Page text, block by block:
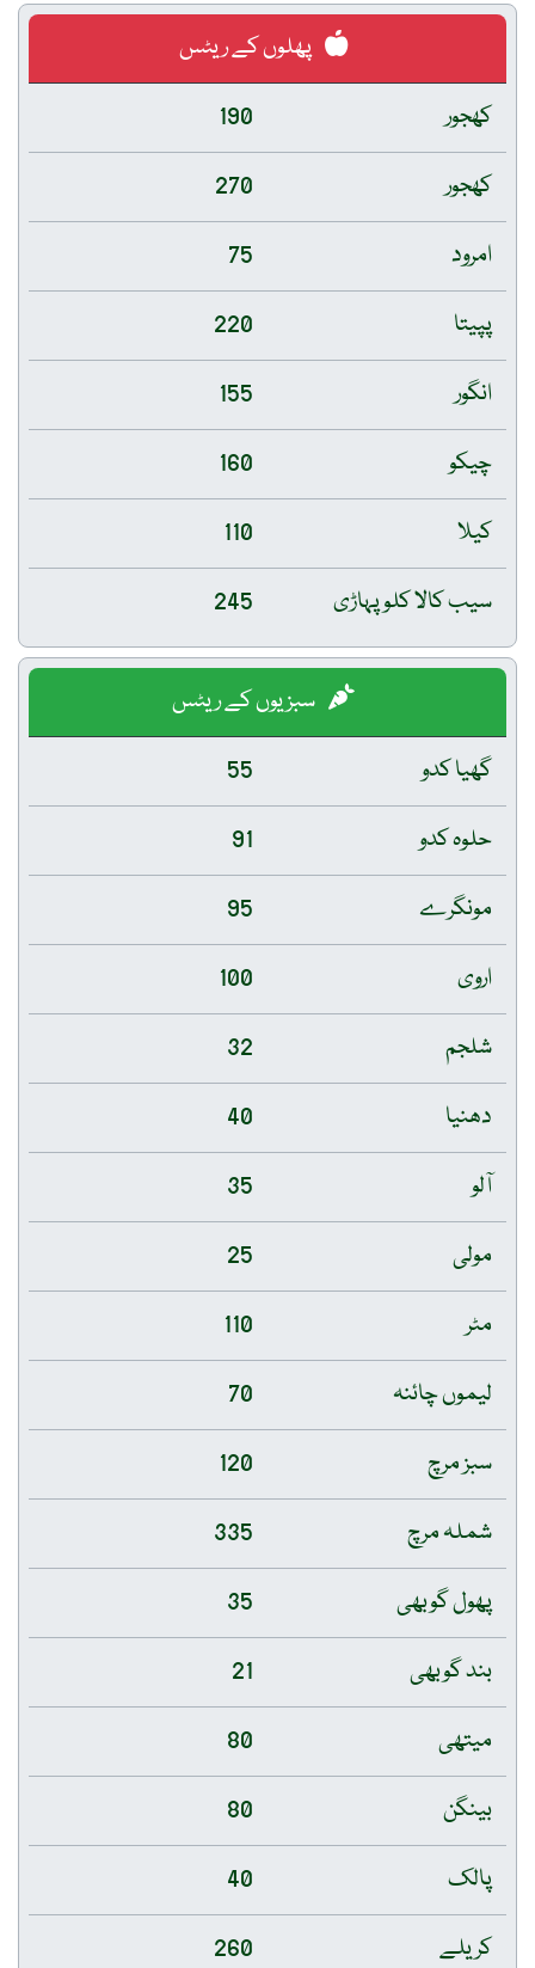
پھلوں کے ریٹس
کھجور
190
کھجور
270
امرود
75
پپیتا
220
انگور
155
چیکو
160
کیلا
110
سیب کالا کلو پہاڑی
245
سبزیوں کے ریٹس
گھیا کدو
55
حلوہ کدو
91
مونگرے
95
اروی
100
شلجم
32
دھنیا
40
آلو
35
مولی
25
مٹر
110
لیموں چائنہ
70
سبز مرچ
120
شملہ مرچ
335
پھول گوبھی
35
بند گوبھی
21
میتھی
80
بینگن
80
پالک
40
کریلے
260